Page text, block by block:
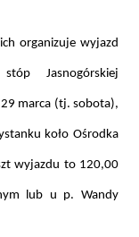
organizuje wyjazd
Jasnogórskiej
29 marca (tj. sobota),
koło Ośrodka
wyjazdu to 120,00
lub u p. Wandy